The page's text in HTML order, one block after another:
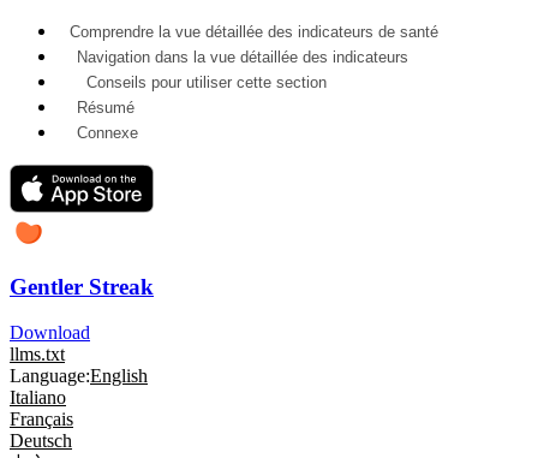
Comprendre la vue détaillée des indicateurs de santé
Navigation dans la vue détaillée des indicateurs
Conseils pour utiliser cette section
Résumé
Connexe
Gentler Streak
Download
llms.txt
Language:English
Italiano
Français
Deutsch